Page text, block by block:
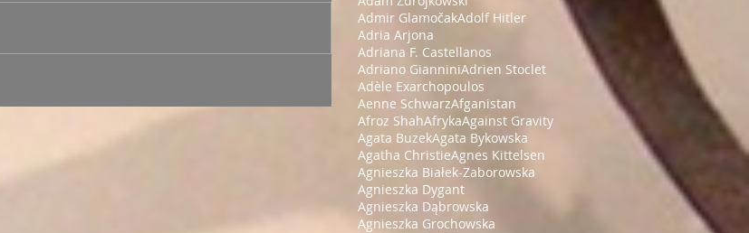
Admir GlamočakAdolf Hitler
Adria Arjona
Adriana F. Castellanos
Adriano GianniniAdrien Stoclet
Adèle Exarchopoulos
Aenne SchwarzAfganistan
Afroz ShahAfrykaAgainst Gravity
Agata BuzekAgata Bykowska
Agatha ChristieAgnes Kittelsen
Agnieszka Białek-Zaborowska
Agnieszka Dygant
Agnieszka Dąbrowska
Agnieszka Grochowska